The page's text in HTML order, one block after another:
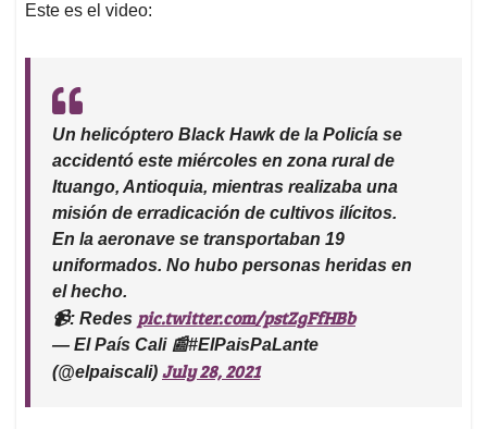
Este es el video:
Un helicóptero Black Hawk de la Policía se
accidentó este miércoles en zona rural de
Ituango, Antioquia, mientras realizaba una
misión de erradicación de cultivos ilícitos.
En la aeronave se transportaban 19
uniformados. No hubo personas heridas en
el hecho.
📹: Redes pic.twitter.com/pstZgFfHBb
— El País Cali 📰#ElPaisPaLante
(@elpaiscali) July 28, 2021